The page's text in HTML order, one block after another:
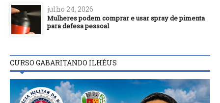
julho 24, 2026
Mulheres podem comprar e usar spray de pimenta
para defesa pessoal
CURSO GABARITANDO ILHÉUS